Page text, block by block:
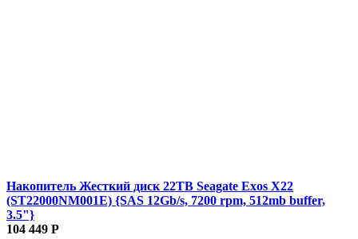
Накопитель Жесткий диск 22TB Seagate Exos X22
(ST22000NM001E) {SAS 12Gb/s, 7200 rpm, 512mb buffer,
3.5"}
104 449 Р